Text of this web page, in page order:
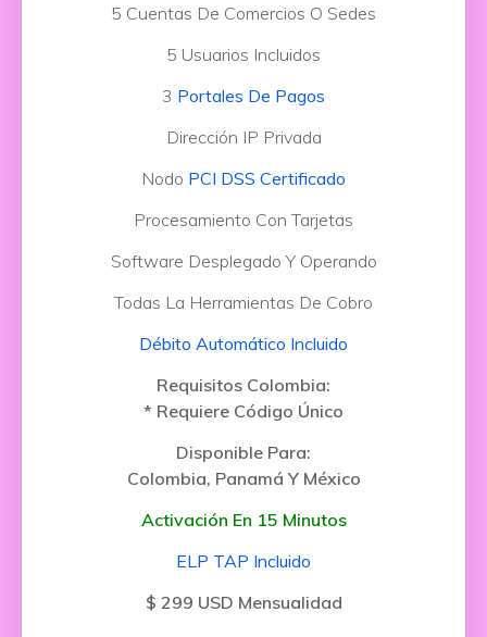
5 Cuentas De Comercios O Sedes
5 Usuarios Incluidos
3 Portales De Pagos
Dirección IP Privada
Nodo PCI DSS Certificado
Procesamiento Con Tarjetas
Software Desplegado Y Operando
Todas La Herramientas De Cobro
Débito Automático Incluido
Requisitos Colombia:
* Requiere Código Único
Disponible Para:
Colombia, Panamá Y México
Activación En 15 Minutos
ELP TAP Incluido
$ 299 USD Mensualidad